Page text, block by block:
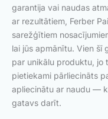
garantija vai naudas
ar rezultātiem, Ferber
sarežģītiem
lai jūs apmānītu. Vien šī
par unikālu produktu, jo
pietiekami pārliecināts
apliecinātu ar naudu —
gatavs darīt.